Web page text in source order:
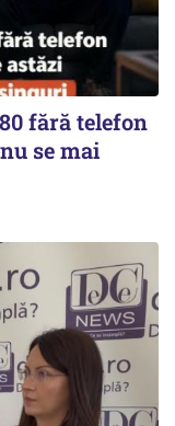
fără telefon
se mai